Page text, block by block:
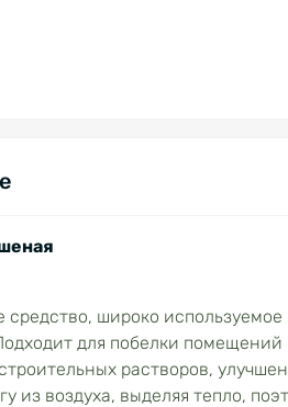
средство, широко
для побелки
растворов,
из воздуха, выделяя тепло,